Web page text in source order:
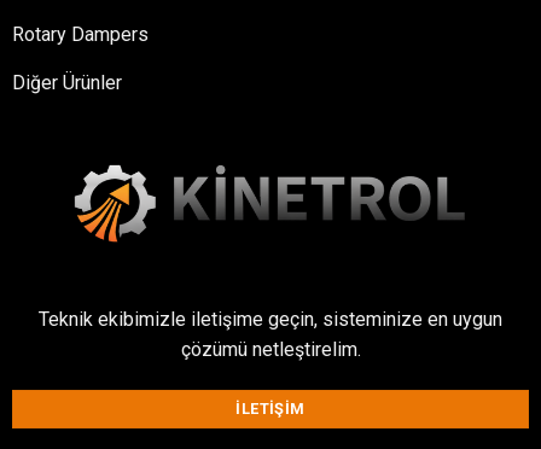
Rotary Dampers
Diğer Ürünler
Teknik ekibimizle iletişime geçin, sisteminize en uygun
çözümü netleştirelim.
İLETIŞIM